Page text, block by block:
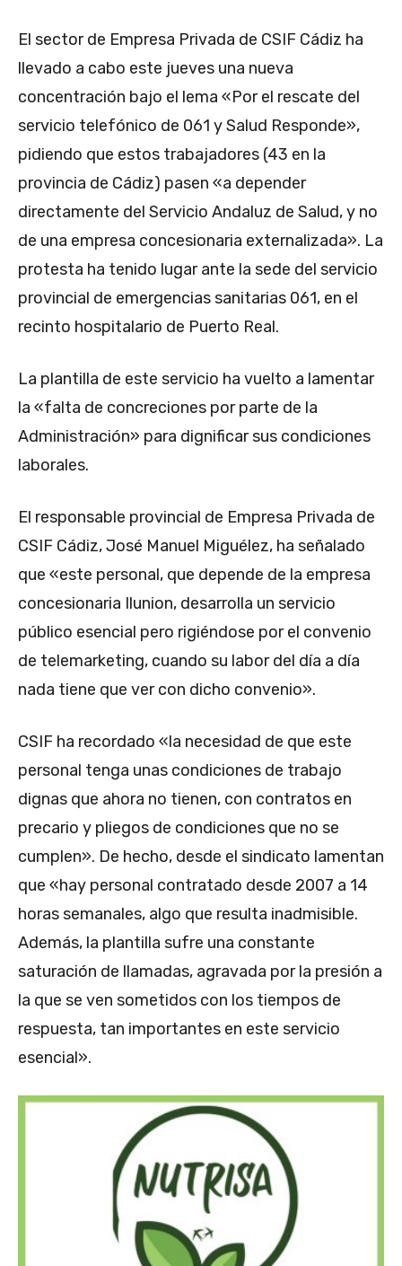
El sector de Empresa Privada de CSIF Cádiz ha
llevado a cabo este jueves una nueva
concentración bajo el lema «Por el rescate del
servicio telefónico de 061 y Salud Responde»,
pidiendo que estos trabajadores (43 en la
provincia de Cádiz) pasen «a depender
directamente del Servicio Andaluz de Salud, y no
de una empresa concesionaria externalizada». La
protesta ha tenido lugar ante la sede del servicio
provincial de emergencias sanitarias 061, en el
recinto hospitalario de Puerto Real.
La plantilla de este servicio ha vuelto a lamentar
la «falta de concreciones por parte de la
Administración» para dignificar sus condiciones
laborales.
El responsable provincial de Empresa Privada de
CSIF Cádiz, José Manuel Miguélez, ha señalado
que «este personal, que depende de la empresa
concesionaria Ilunion, desarrolla un servicio
público esencial pero rigiéndose por el convenio
de telemarketing, cuando su labor del día a día
nada tiene que ver con dicho convenio».
CSIF ha recordado «la necesidad de que este
personal tenga unas condiciones de trabajo
dignas que ahora no tienen, con contratos en
precario y pliegos de condiciones que no se
cumplen». De hecho, desde el sindicato lamentan
que «hay personal contratado desde 2007 a 14
horas semanales, algo que resulta inadmisible.
Además, la plantilla sufre una constante
saturación de llamadas, agravada por la presión a
la que se ven sometidos con los tiempos de
respuesta, tan importantes en este servicio
esencial».